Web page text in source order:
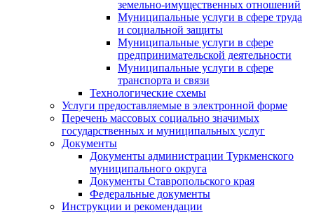
земельно-имущественных отношений
Муниципальные услуги в сфере труда
и социальной защиты
Муниципальные услуги в сфере
предпринимательской деятельности
Муниципальные услуги в сфере
транспорта и связи
Технологические схемы
Услуги предоставляемые в электронной форме
Перечень массовых социально значимых
государственных и муниципальных услуг
Документы
Документы администрации Туркменского
муниципального округа
Документы Ставропольского края
Федеральные документы
Инструкции и рекомендации